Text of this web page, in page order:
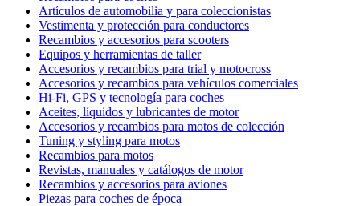
Artículos de automobilia y para coleccionistas
Vestimenta y protección para conductores
Recambios y accesorios para scooters
Equipos y herramientas de taller
Accesorios y recambios para trial y motocross
Accesorios y recambios para vehículos comerciales
Hi-Fi, GPS y tecnología para coches
Aceites, líquidos y lubricantes de motor
Accesorios y recambios para motos de colección
Tuning y styling para motos
Recambios para motos
Revistas, manuales y catálogos de motor
Recambios y accesorios para aviones
Piezas para coches de época